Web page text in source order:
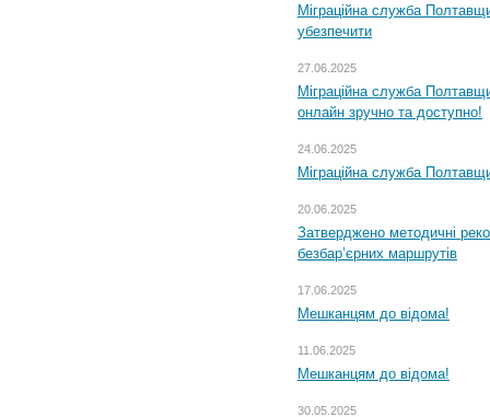
Міграційна служба
убезпечити
27.06.2025
Міграційна служба
онлайн зручно та доступно!
24.06.2025
Міграційна служба
20.06.2025
Затверджено методичні
безбар’єрних маршрутів
17.06.2025
Мешканцям до відома!
11.06.2025
Мешканцям до відома!
30.05.2025